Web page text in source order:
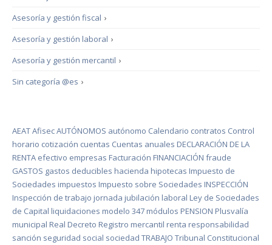
›
Asesoría y gestión fiscal
›
Asesoría y gestión laboral
›
Asesoría y gestión mercantil
›
Sin categoría @es
AEATAfisecAUTÓNOMOS autónomo Calendario contratos Control
horario cotización cuentas Cuentas anuales DECLARACIÓN DE LA
RENTA efectivo empresas Facturación FINANCIACIÓN fraude
GASTOS gastos deducibles hacienda hipotecas Impuesto de
Sociedades impuestos Impuesto sobre Sociedades INSPECCIÓN
Inspección de trabajo jornada jubilación laboral Ley de Sociedades
de Capital liquidaciones modelo 347 módulos PENSION Plusvalía
municipal Real Decreto Registro mercantil renta responsabilidad
sanción seguridad social sociedad TRABAJO Tribunal Constitucional